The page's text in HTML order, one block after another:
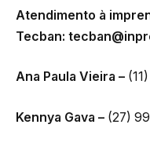
Atendimento à
Tecban:
Ana Paula Vieira –
Kennya Gava – (27)